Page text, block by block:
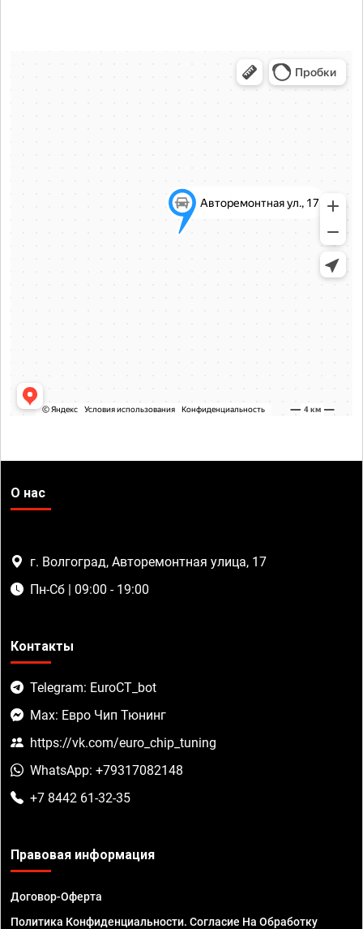
О нас
г. Волгоград, Авторемонтная улица, 17
Пн-Сб | 09:00 - 19:00
Контакты
Telegram: EuroCT_bot
Max: Евро Чип Тюнинг
https://vk.com/euro_chip_tuning
WhatsApp: +79317082148
+7 8442 61-32-35
Правовая информация
Договор-Оферта
Политика Конфиденциальности. Согласие На Обработку